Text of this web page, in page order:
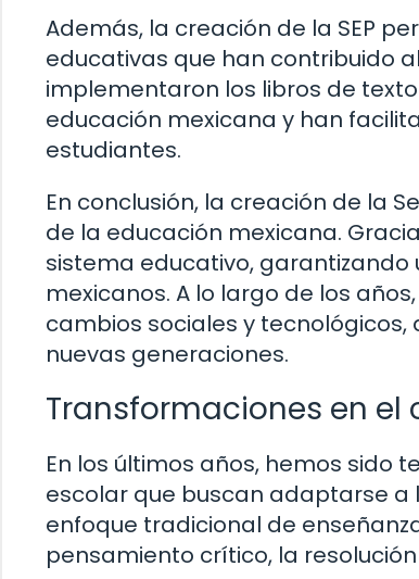
Además, la creación de la SEP
educativas que han contribuido
implementaron los libros de
educación mexicana y han
estudiantes.
En conclusión, la creación de la
de la educación mexicana.
sistema educativo,
mexicanos. A lo largo de los
cambios sociales y
nuevas generaciones.
Transformaciones en el
En los últimos años, hemos sido
escolar que buscan adaptarse
enfoque tradicional de
pensamiento crítico, la